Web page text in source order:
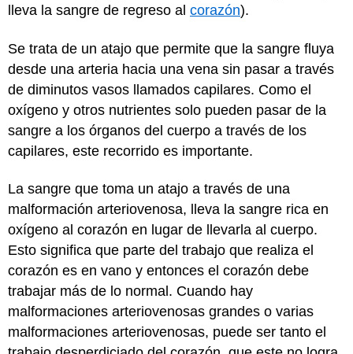
lleva la sangre de regreso al corazón).
Se trata de un atajo que permite que la sangre fluya
desde una arteria hacia una vena sin pasar a través
de diminutos vasos llamados capilares. Como el
oxígeno y otros nutrientes solo pueden pasar de la
sangre a los órganos del cuerpo a través de los
capilares, este recorrido es importante.
La sangre que toma un atajo a través de una
malformación arteriovenosa, lleva la sangre rica en
oxígeno al corazón en lugar de llevarla al cuerpo.
Esto significa que parte del trabajo que realiza el
corazón es en vano y entonces el corazón debe
trabajar más de lo normal. Cuando hay
malformaciones arteriovenosas grandes o varias
malformaciones arteriovenosas, puede ser tanto el